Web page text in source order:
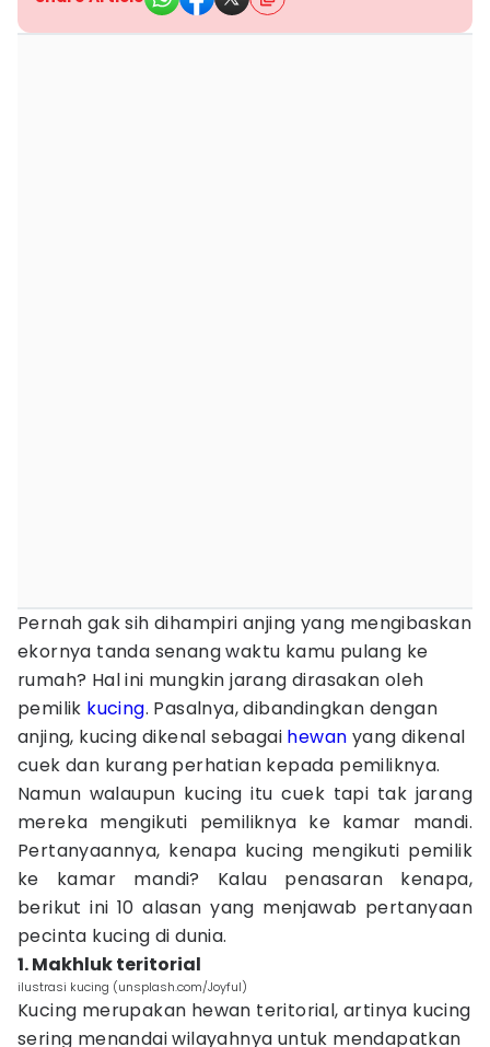
Pernah gak sih dihampiri anjing yang mengibaskan
ekornya tanda senang waktu kamu pulang ke
rumah? Hal ini mungkin jarang dirasakan oleh
pemilik kucing. Pasalnya, dibandingkan dengan
anjing, kucing dikenal sebagai hewan yang dikenal
cuek dan kurang perhatian kepada pemiliknya.
Namun walaupun kucing itu cuek tapi tak jarang
mereka mengikuti pemiliknya ke kamar mandi.
Pertanyaannya, kenapa kucing mengikuti pemilik
ke kamar mandi? Kalau penasaran kenapa,
berikut ini 10 alasan yang menjawab pertanyaan
pecinta kucing di dunia.
1. Makhluk teritorial
ilustrasi kucing (unsplash.com/Joyful)
Kucing merupakan hewan teritorial, artinya kucing
sering menandai wilayahnya untuk mendapatkan